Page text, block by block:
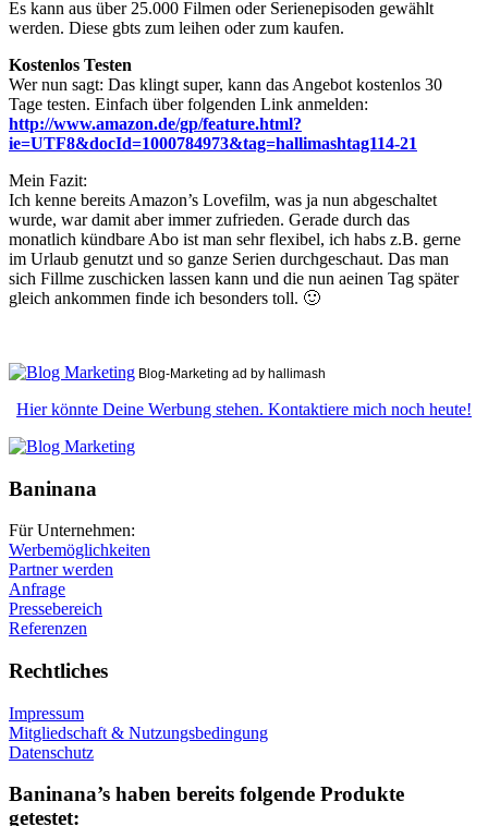
Es kann aus über 25.000 Filmen oder Serienepisoden gewählt
werden. Diese gbts zum leihen oder zum kaufen.
Kostenlos Testen
Wer nun sagt: Das klingt super, kann das Angebot kostenlos 30
Tage testen. Einfach über folgenden Link anmelden:
http://www.amazon.de/gp/feature.html?
ie=UTF8&docId=1000784973&tag=hallimashtag114-21
Mein Fazit:
Ich kenne bereits Amazon’s Lovefilm, was ja nun abgeschaltet
wurde, war damit aber immer zufrieden. Gerade durch das
monatlich kündbare Abo ist man sehr flexibel, ich habs z.B. gerne
im Urlaub genutzt und so ganze Serien durchgeschaut. Das man
sich Fillme zuschicken lassen kann und die nun aeinen Tag später
gleich ankommen finde ich besonders toll. 🙂
Blog-Marketing ad by hallimash
Hier könnte Deine Werbung stehen. Kontaktiere mich noch heute!
Baninana
Für Unternehmen:
Werbemöglichkeiten
Partner werden
Anfrage
Pressebereich
Referenzen
Rechtliches
Impressum
Mitgliedschaft & Nutzungsbedingung
Datenschutz
Baninana’s haben bereits folgende Produkte
getestet: